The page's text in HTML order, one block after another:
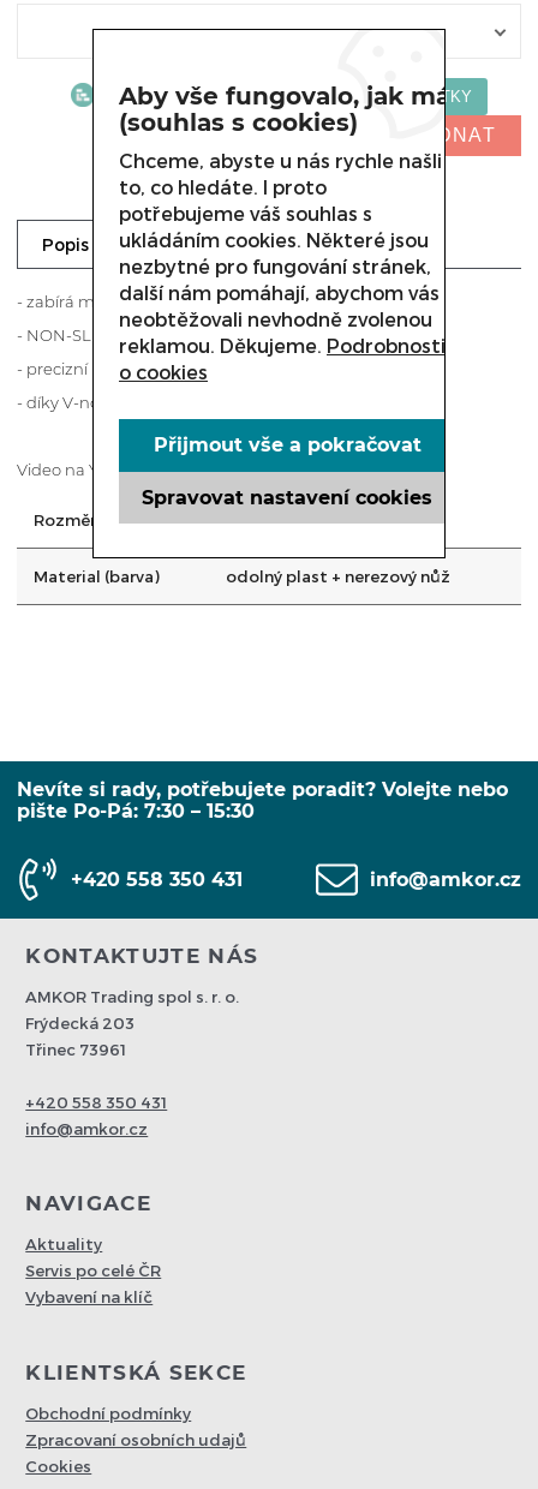
NELZE OBJEDNAT
Popis Dotaz prodejci
- zabírá minimum místa
- NON-SLIP rukojeť
- precizní nastavení tloušťky
- díky V-noži je úhel 19,3°
Video na Youtube.com >>>ZDE<<<
Rozměry d 37 x š 12
Material (barva) odolný plast + nerezový nůž
Nevíte si rady, potřebujete poradit? Volejte nebo
pište Po-Pá: 7:30 – 15:30
+420 558 350 431 info@amkor.cz
KONTAKTUJTE NÁS
AMKOR Trading spol s. r. o.
Frýdecká 203
Třinec 73961
+420 558 350 431
info@amkor.cz
NAVIGACE
Aktuality
Servis po celé ČR
Vybavení na klíč
KLIENTSKÁ SEKCE
Obchodní podmínky
Zpracovaní osobních udajů
Cookies
Aby vše fungovalo, jak má
(souhlas s cookies)
Chceme, abyste u nás rychle našli
to, co hledáte. I proto
potřebujeme váš souhlas s
ukládáním cookies. Některé jsou
nezbytné pro fungování stránek,
další nám pomáhají, abychom vás
neobtěžovali nevhodně zvolenou
reklamou. Děkujeme. Podrobnosti
o cookies
Spravovat nastavení cookies
Přijmout vše a pokračovat